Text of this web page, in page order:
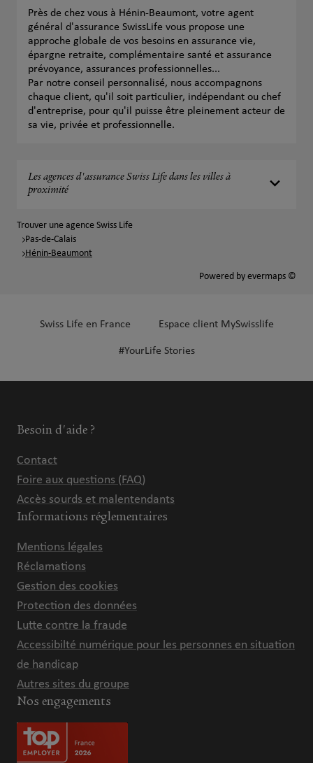
Près de chez vous à Hénin-Beaumont, votre agent
général d'assurance SwissLife vous propose une
approche globale de vos besoins en assurance vie,
épargne retraite, complémentaire santé et assurance
prévoyance, assurances professionnelles...
Par notre conseil personnalisé, nous accompagnons
chaque client, qu'il soit particulier, indépendant ou chef
d'entreprise, pour qu'il puisse être pleinement acteur de
sa vie, privée et professionnelle.
Les agences d'assurance Swiss Life dans les villes à
proximité
Trouver une agence Swiss Life
Pas-de-Calais
Hénin-Beaumont
Powered by evermaps ©
Swiss Life en France Espace client MySwisslife
#YourLife Stories
Besoin d'aide ?
Contact
Foire aux questions (FAQ)
Accès sourds et malentendants
Informations réglementaires
Mentions légales
Réclamations
Gestion des cookies
Protection des données
Lutte contre la fraude
Accessibilté numérique pour les personnes en situation
de handicap
Autres sites du groupe
Nos engagements